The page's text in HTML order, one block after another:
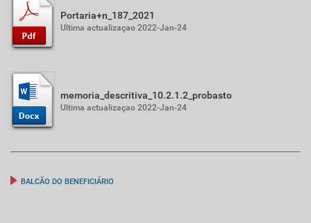
Portaria+n_187_2021
Ultima actualizaçao 2022-Jan-24
memoria_descritiva_10.2.1.2_probasto
Ultima actualizaçao 2022-Jan-24
BALCÃO DO BENEFICIÁRIO